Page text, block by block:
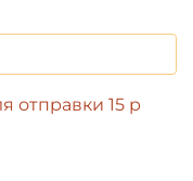
отправки 15 р